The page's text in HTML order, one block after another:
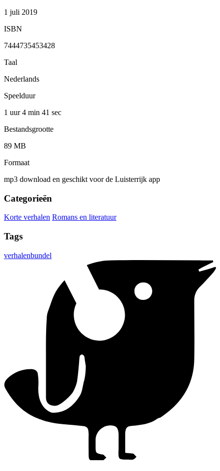
1 juli 2019
ISBN
7444735453428
Taal
Nederlands
Speelduur
1 uur 4 min 41 sec
Bestandsgrootte
89 MB
Formaat
mp3 download en geschikt voor de Luisterrijk app
Categorieën
Korte verhalen Romans en literatuur
Tags
verhalenbundel